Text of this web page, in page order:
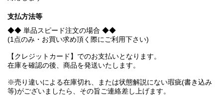
支払方法等
◆◆ 単品スピード注文の場合 ◆◆
(1点のみ・お買い求め頂く際にご利用下さい)
【クレジットカード】でのお支払いとなります。
在庫を確認の後、商品を発送いたします。
※売り違いによる在庫切れ、または状態解説にない瑕疵(書き込み
等)がございましたら、その旨ご連絡差し上げます。